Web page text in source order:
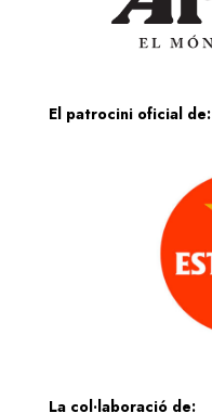
El patrocini oficial de:
La col·laboració de: